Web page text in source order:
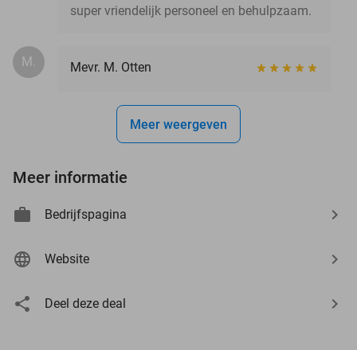
super vriendelijk personeel en behulpzaam.
M. Mevr. M. Otten
Meer weergeven
Meer informatie
Bedrijfspagina
Website
Deel deze deal